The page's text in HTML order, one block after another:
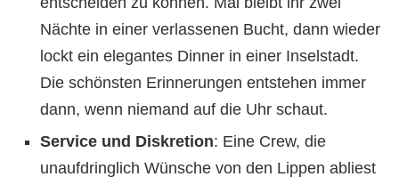
Nächte in einer verlassenen Bucht, dann wieder
lockt ein elegantes Dinner in einer Inselstadt.
Die schönsten Erinnerungen entstehen immer
dann, wenn niemand auf die Uhr schaut.
Service und Diskretion: Eine Crew, die
unaufdringlich Wünsche von den Lippen abliest